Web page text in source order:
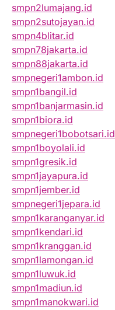
smpn2lumajang.id
smpn2sutojayan.id
smpn4blitar.id
smpn78jakarta.id
smpn88jakarta.id
smpnegeri1ambon.id
smpn1bangil.id
smpn1banjarmasin.id
smpn1biora.id
smpnegeri1bobotsari.id
smpn1boyolali.id
smpn1gresik.id
smpn1jayapura.id
smpn1jember.id
smpnegeri1jepara.id
smpn1karanganyar.id
smpn1kendari.id
smpn1kranggan.id
smpn1lamongan.id
smpn1luwuk.id
smpn1madiun.id
smpn1manokwari.id